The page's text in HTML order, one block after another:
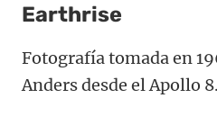
Earthrise
Fotografía tomada en
Anders desde el Apollo 8.